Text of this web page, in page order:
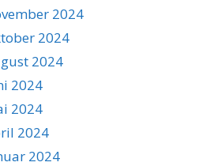
2024
2024
2024
2024
2024
2024
2024